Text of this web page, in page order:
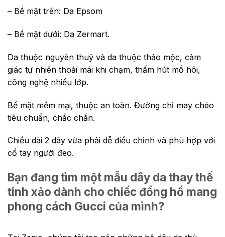
– Bề mặt trên: Da Epsom
– Bề mặt dưới: Da Zermart.
Da thuộc nguyên thuỷ và da thuộc thảo mộc, cảm
giác tự nhiên thoải mái khi chạm, thấm hút mồ hôi,
công nghệ nhiều lớp.
Bề mặt mềm mại, thuộc an toàn. Đường chỉ may chéo
tiêu chuẩn, chắc chắn.
Chiều dài 2 dây vừa phải dễ điều chỉnh và phù hợp với
cổ tay người đeo.
Bạn đang tìm một mẫu dây da thay thế
tinh xảo dành cho chiếc đồng hồ mang
phong cách Gucci của mình?